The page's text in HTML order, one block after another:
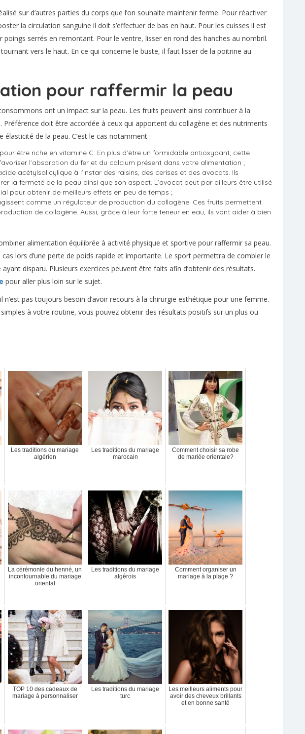
sur d’autres parties du corps que l’on souhaite maintenir ferme. Pour réactiver
la circulation sanguine il doit s’effectuer de bas en haut. Pour les cuisses il est
poings serrés en remontant. Pour le ventre, lisser en rond des hanches au nombril.
vers le haut. En ce qui concerne le buste, il faut lisser de la poitrine au
pour raffermir la peau
ont un impact sur la peau. Les fruits peuvent ainsi contribuer à la
Préférence doit être accordée à ceux qui apportent du collagène et des nutriments
élasticité de la peau. C’est le cas notamment :
être riche en vitamine C. En plus d’être un formidable antioxydant, cette
l’absorption du fer et du calcium présent dans votre alimentation ;
acétylsalicylique à l’instar des raisins, des cerises et des avocats. Ils
la fermeté de la peau ainsi que son aspect. L’avocat peut par ailleurs être utilisé
pour obtenir de meilleurs effets en peu de temps ;
comme un régulateur de production du collagène. Ces fruits permettent
de collagène. Aussi, grâce à leur forte teneur en eau, ils vont aider à bien
alimentation équilibrée à activité physique et sportive pour raffermir sa peau.
cas lors d’une perte de poids rapide et importante. Le sport permettra de combler le
disparu. Plusieurs exercices peuvent être faits afin d’obtenir des résultats.
pour aller plus loin sur le sujet.
n’est pas toujours besoin d’avoir recours à la chirurgie esthétique pour une femme.
à votre routine, vous pouvez obtenir des résultats positifs sur un plus ou
Les traditions du mariage
algérien
Les traditions du mariage
marocain
Comment choisir sa robe
de mariée orientale?
La cérémonie du henné, un
incontournable du mariage
oriental
Les traditions du mariage
algérois
Comment organiser un
mariage à la plage ?
TOP 10 des cadeaux de
mariage à personnaliser
Les traditions du mariage
turc
Les meilleurs aliments pour
avoir des cheveux brillants
et en bonne santé